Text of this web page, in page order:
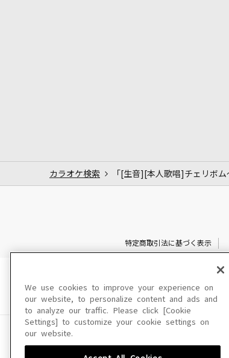
カラオケ検索 「[生音][本人歌唱]チェリボ
特定商取引法に基づく表示
このサイトに掲載されている一
We use cookies to improve your experience on
our website, to personalize content and ads and
to analyze our traffic. Please click [Cookie
Settings] to customize your cookie settings on
our website.